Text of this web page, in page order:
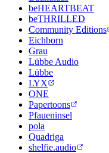
beHEARTBEAT
beTHRILLED
Community Editions
Eichborn
Grau
Lübbe Audio
Lübbe
LYX
ONE
Papertoons
Pfaueninsel
pola
Quadriga
shelfie.audio